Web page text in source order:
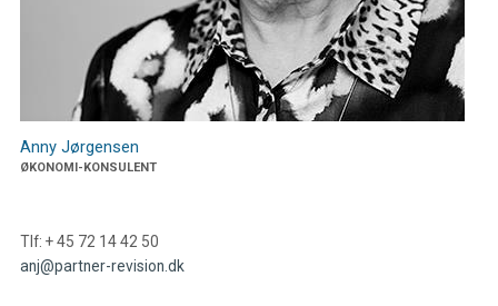
Anny Jørgensen
ØKONOMI-KONSULENT
Tlf: + 45 72 14 42 50
anj@partner-revision.dk